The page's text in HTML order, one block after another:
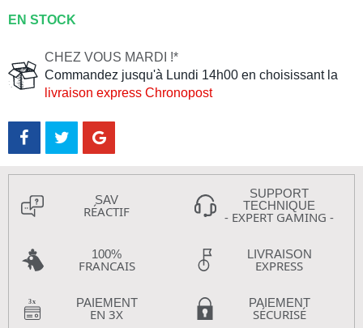
EN STOCK
CHEZ VOUS MARDI !*
Commandez jusqu'à Lundi 14h00 en choisissant la
livraison express Chronopost
SAV
RÉACTIF
SUPPORT
TECHNIQUE
- EXPERT GAMING -
100%
FRANCAIS
LIVRAISON
EXPRESS
PAIEMENT
EN 3X
PAIEMENT
SÉCURISÉ